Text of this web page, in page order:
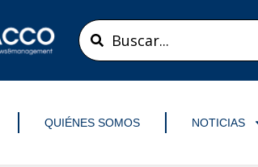
Search
...
QUIÉNES SOMOS NOTICIAS